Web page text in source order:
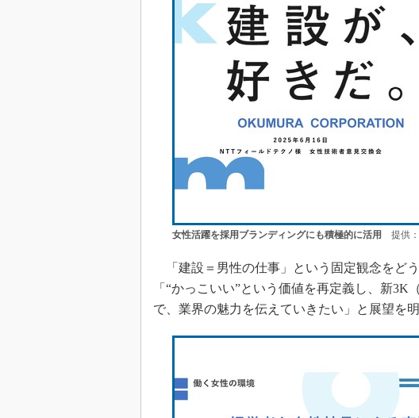
女性活躍を採用ブランディングにも積極的に活用 提供：
「建設＝男性の仕事」という固定観念をど
「“かっこいい”という価値を再定義し、新3K
で、業界の魅力を伝えていきたい」と展望を明